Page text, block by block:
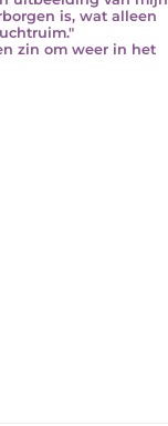
is, wat alleen
zin om weer in het